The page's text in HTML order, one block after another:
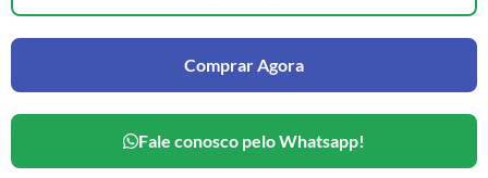
Comprar Agora
Fale conosco pelo Whatsapp!